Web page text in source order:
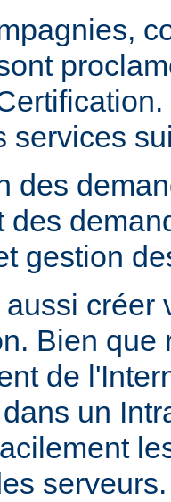
services
des
des
gestion
créer
Bien que
de
un
serveurs.